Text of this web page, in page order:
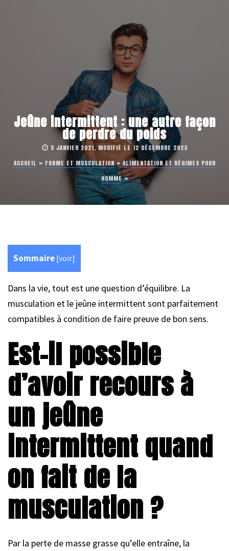
Jeûne intermittent : une autre façon
de perdre du poids
5 JANVIER 2021, MODIFIÉ LE 12 DÉCEMBRE 2023
ACCUEIL » FORME ET MUSCULATION»ALIMENTATION ET RÉGIMES POUR
HOMME»
Sommaire [voir]
Dans la vie, tout est une question d’équilibre. La
musculation et le jeûne intermittent sont parfaitement
compatibles à condition de faire preuve de bon sens.
Est-il possible
d’avoir recours à
un jeûne
intermittent quand
on fait de la
musculation ?
Par la perte de masse grasse qu’elle entraîne, la